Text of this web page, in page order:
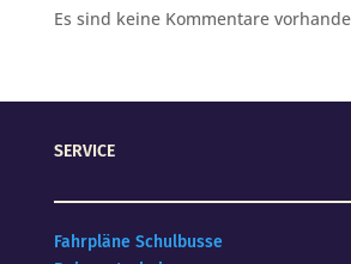
Es sind keine Kommentare
SERVICE
Fahrpläne Schulbusse